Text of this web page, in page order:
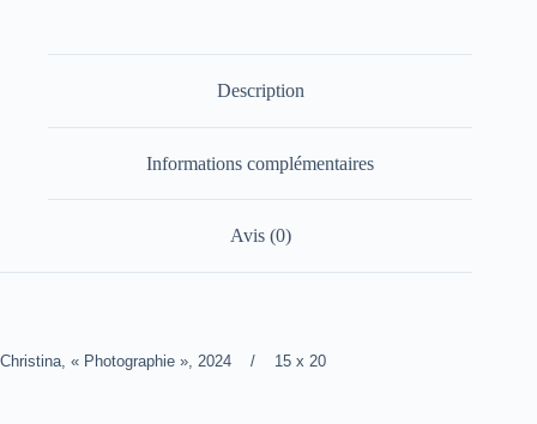
Description
Informations complémentaires
Avis (0)
Christina, « Photographie », 2024 / 15 x 20